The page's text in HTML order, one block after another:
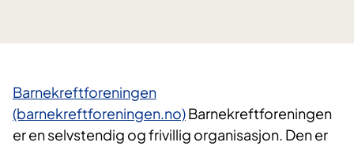
Barnekreftforeningen
(barnekreftforeningen.no)Barnekreftforeningen
er en selvstendig og frivillig organisasjon. Den er